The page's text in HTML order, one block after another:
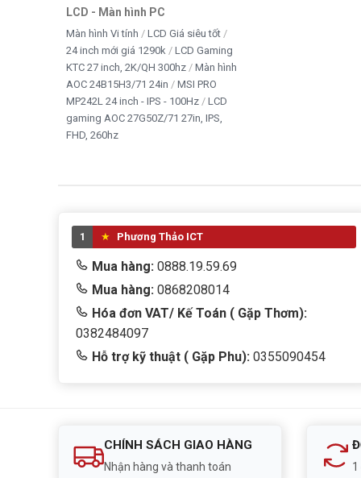
LCD - Màn hình PC
Màn hình Vi tính
LCD Giá siêu tốt
24 inch mới giá 1290k
LCD Gaming
KTC 27 inch, 2K/QH 300hz
Màn hình
AOC 24B15H3/71 24in
MSI PRO
MP242L 24 inch - IPS - 100Hz
LCD
gaming AOC 27G50Z/71 27in, IPS,
FHD, 260hz
1 Phương Thảo ICT
Mua hàng: 0888.19.59.69
Mua hàng: 0868208014
Hóa đơn VAT/ Kế Toán ( Gặp Thơm):
0382484097
Hỗ trợ kỹ thuật ( Gặp Phu): 0355090454
CHÍNH SÁCH GIAO HÀNG
Nhận hàng và thanh toán